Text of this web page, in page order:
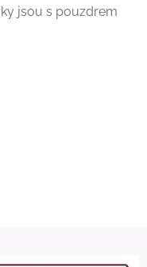
jsou s pouzdrem